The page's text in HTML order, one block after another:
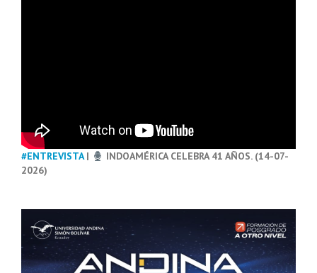
#ENTREVISTA|
INDOAMÉRICA CELEBRA 41 AÑOS. (14-07-
2026)